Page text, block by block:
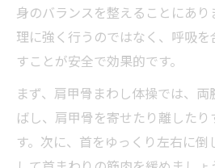
身のバランスを整えることにあ
理に強く行うのではなく、呼吸
すことが安全で効果的です。
まず、肩甲骨まわし体操では、
ばし、肩甲骨を寄せたり離した
す。次に、首をゆっくり左右に倒